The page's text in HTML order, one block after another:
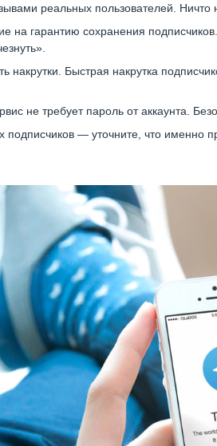
реальных пользователей. Ничто
на гарантию сохранения
накрутки. Быстрая накрутка
не требует пароль от аккаунта.
подписчиков — уточните, что именно